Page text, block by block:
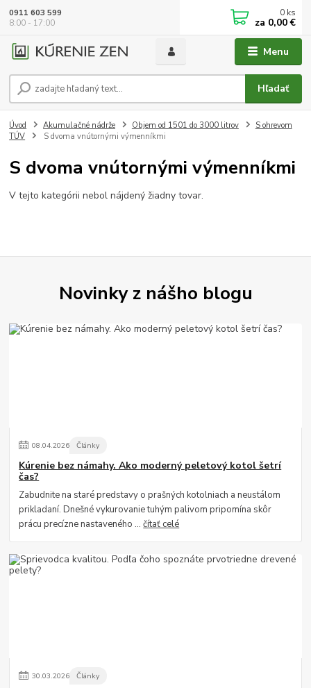
Menu
Hľadať
0911 603 599
8:00 - 17:00
0 ks
za 0,00 €
Úvod Akumulačné nádrže Objem od 1501 do 3000 litrov
S ohrevom
TÚV
S dvoma vnútornými výmenníkmi
S dvoma vnútornými výmenníkmi
V tejto kategórii nebol nájdený žiadny tovar.
Novinky z nášho blogu
08.04.2026 Články
Kúrenie bez námahy. Ako moderný peletový kotol šetrí
čas?
Zabudnite na staré predstavy o prašných kotolniach a neustálom
prikladaní. Dnešné vykurovanie tuhým palivom pripomína skôr
prácu precízne nastaveného ...čítať celé
30.03.2026 Články